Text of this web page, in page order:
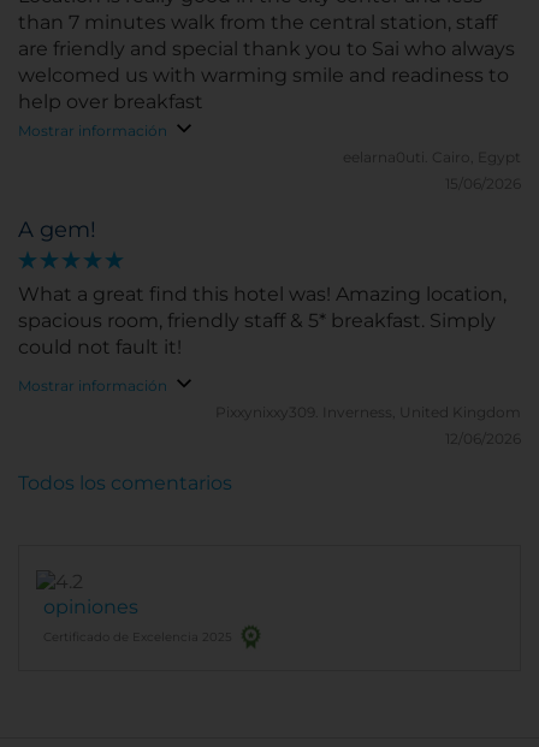
than 7 minutes walk from the central station, staff
are friendly and special thank you to Sai who always
welcomed us with warming smile and readiness to
help over breakfast
Mostrar información
eelarna0uti.
Cairo, Egypt
15/06/2026
A gem!
What a great find this hotel was! Amazing location,
spacious room, friendly staff & 5* breakfast. Simply
could not fault it!
Mostrar información
Pixxynixxy309.
Inverness, United Kingdom
12/06/2026
opiniones
Certificado de Excelencia 2025
Todos los comentarios